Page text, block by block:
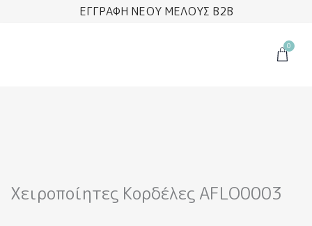
ΕΓΓΡΑΦΗ ΝΕΟΥ ΜΕΛΟΥΣ B2B
0
Cart
Χειροποίητες Κορδέλες AFLO0003